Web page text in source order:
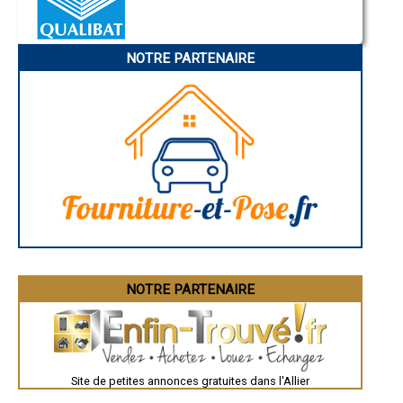
- Extension de maison à Besson
- Extension de maison à Saint-Bonnet-Tronçais
- Extension de maison à Malicorne
- Extension de maison à Saint-Prix
- Extension de maison à Busset
- Extension de maison à Molles
- Extension de maison à Ygrande
- Extension de maison à Billy
- Extension de maison à Magnet
- Extension de maison à Mariol
- Extension de maison à Garnat-sur-Engièvre
- Extension de maison à Bayet
- Extension de maison à Arfeuilles
- Extension de maison à Coulandon
- Extension de maison à Noyant-d'Allier
- Extension de maison à Saint-Angel
- Extension de maison à Serbannes
- Extension de maison à Biozat
- Extension de maison à Escurolles
- Extension de maison à Saulcet
NOTRE PARTENAIRE
NOTRE PARTENAIRE
Site de petites annonces gratuites dans l'Allier